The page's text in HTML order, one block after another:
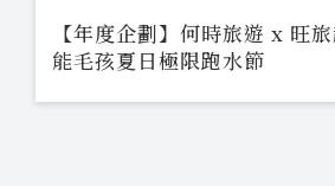
【年度企劃】何時旅遊 x 旺
能毛孩夏日極限跑水節